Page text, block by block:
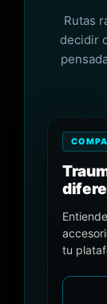
Rutas
decidir
tu